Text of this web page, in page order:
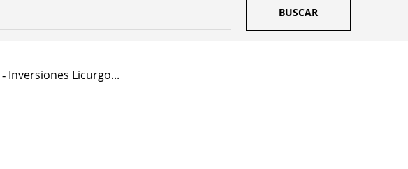
BUSCAR
- Inversiones Licurgo...